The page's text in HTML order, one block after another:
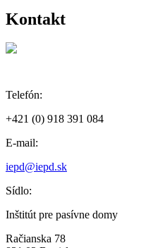
Kontakt
Telefón:
+421 (0) 918 391 084
E-mail:
iepd@iepd.sk
Sídlo:
Inštitút pre pasívne domy
Račianska 78